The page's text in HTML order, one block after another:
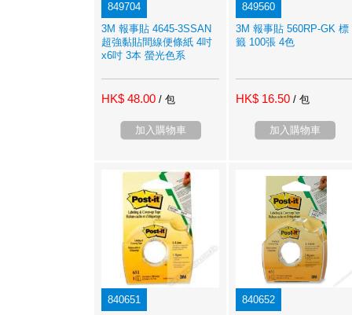
849704
3M 報事貼 4645-3SSAN
超強黏貼間線便條紙 4吋
x6吋 3本 螢光色系
HK$ 48.00 / 包
加入購物車
849560
3M 報事貼 560RP-GK 標
籤 100張 4色
HK$ 16.50 / 包
加入購物車
840651
840652